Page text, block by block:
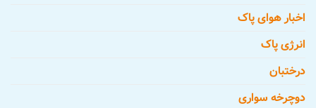
اخبار هوای پاک
انرژی پاک
درختبان
دوچرخه سواری